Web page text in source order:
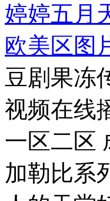
婷婷五月
欧美区图